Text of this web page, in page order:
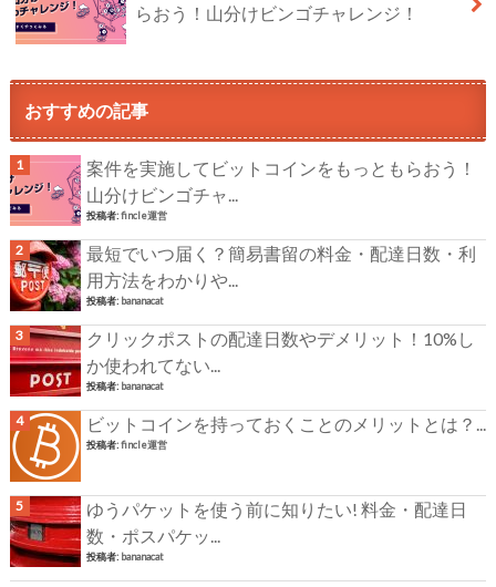
らおう！山分けビンゴチャレンジ！
おすすめの記事
案件を実施してビットコインをもっともらおう！
山分けビンゴチャ...
投稿者:fincle運営
最短でいつ届く？簡易書留の料金・配達日数・利
用方法をわかりや...
投稿者: bananacat
クリックポストの配達日数やデメリット！10%し
か使われてない...
投稿者: bananacat
ビットコインを持っておくことのメリットとは？...
投稿者:fincle運営
ゆうパケットを使う前に知りたい! 料金・配達日
数・ポスパケッ...
投稿者: bananacat